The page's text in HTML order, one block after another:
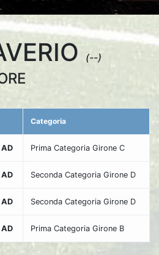
(--)
Categoria
Prima Categoria Girone C
Seconda Categoria Girone D
Seconda Categoria Girone D
Prima Categoria Girone B